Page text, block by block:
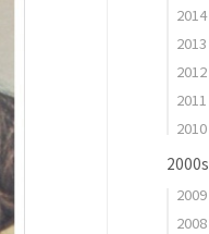
2014
2013
2012
2011
2010
2000s
2009
2008